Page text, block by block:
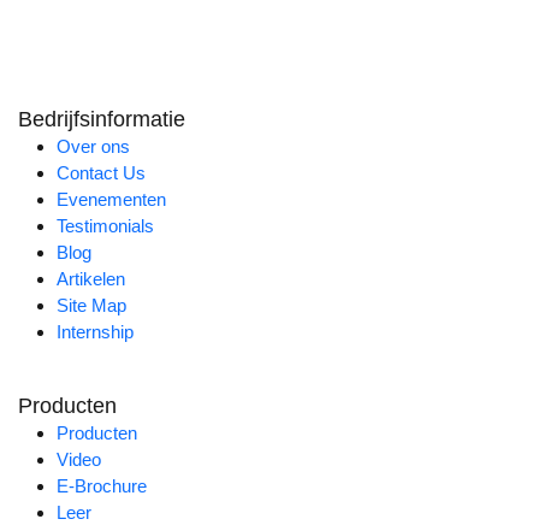
Bedrijfsinformatie
Over ons
Contact Us
Evenementen
Testimonials
Blog
Artikelen
Site Map
Internship
Producten
Producten
Video
E-Brochure
Leer